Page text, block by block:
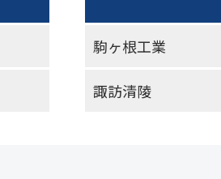
駒ヶ根工業
諏訪清陵